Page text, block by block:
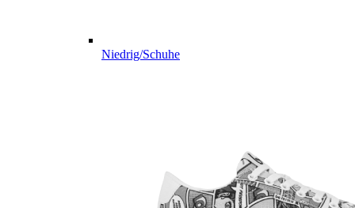
Niedrig/Schuhe